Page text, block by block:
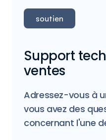
soutien
Support
ventes
Adressez-vous à
vous avez des
concernant l'une